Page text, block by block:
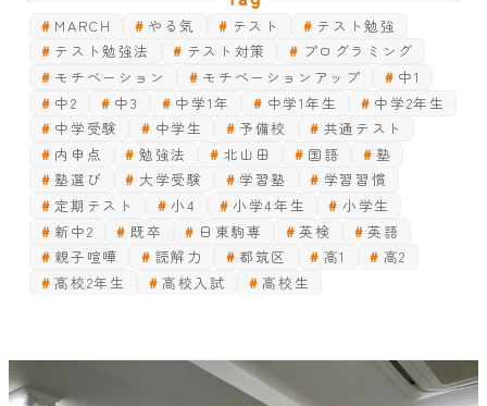
MARCH やる気 テスト
テスト勉強
テスト勉強法
テスト対策
プログラミング
モチベーション
モチベーションアップ
中1
中2
中3 中学1年 中学1年生
中学2年生
中学受験
中学生 予備校
共通テスト
内申点
勉強法 北山田 国語
塾
塾選び
大学受験 学習塾
学習習慣
定期テスト
小4 小学4年生
小学生
新中2
既卒 日東駒専 英検
英語
親子喧嘩
読解力 都筑区 高1
高2
高校2年生
高校入試 高校生